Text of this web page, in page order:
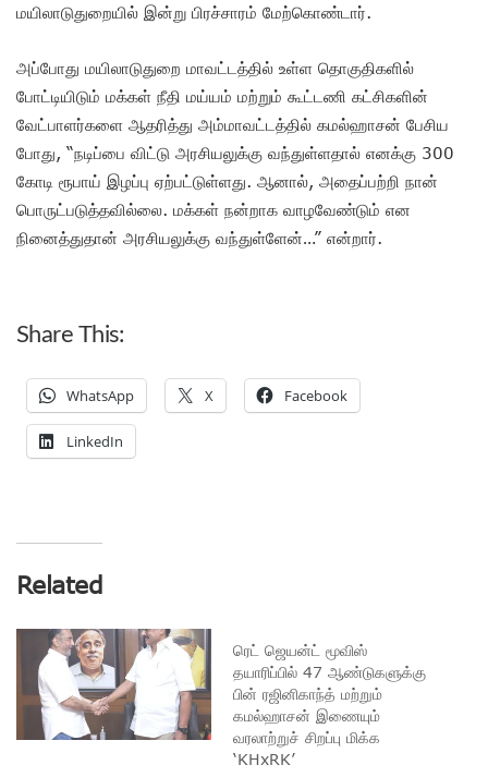
மயிலாடுதுறையில் இன்று பிரச்சாரம் மேற்கொண்டார்.
அப்போது மயிலாடுதுறை மாவட்டத்தில் உள்ள தொகுதிகளில்
போட்டியிடும் மக்கள் நீதி மய்யம் மற்றும் கூட்டணி கட்சிகளின்
வேட்பாளர்களை ஆதரித்து அம்மாவட்டத்தில் கமல்ஹாசன் பேசிய
போது, “நடிப்பை விட்டு அரசியலுக்கு வந்துள்ளதால் எனக்கு 300
கோடி ரூபாய் இழப்பு ஏற்பட்டுள்ளது. ஆனால், அதைப்பற்றி நான்
பொருட்படுத்தவில்லை. மக்கள் நன்றாக வாழவேண்டும் என
நினைத்துதான் அரசியலுக்கு வந்துள்ளேன்…” என்றார்.
Share This:
WhatsApp X Facebook
LinkedIn
Related
ரெட் ஜெயன்ட் மூவிஸ்
தயாரிப்பில் 47 ஆண்டுகளுக்கு
பின் ரஜினிகாந்த் மற்றும்
கமல்ஹாசன் இணையும்
வரலாற்றுச் சிறப்பு மிக்க
‘KHxRK’